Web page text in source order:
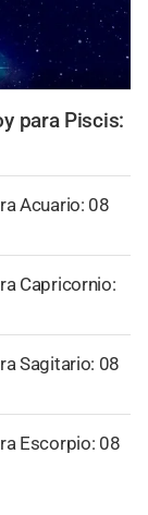
para Piscis:
Acuario: 08
Capricornio:
Sagitario: 08
Escorpio: 08